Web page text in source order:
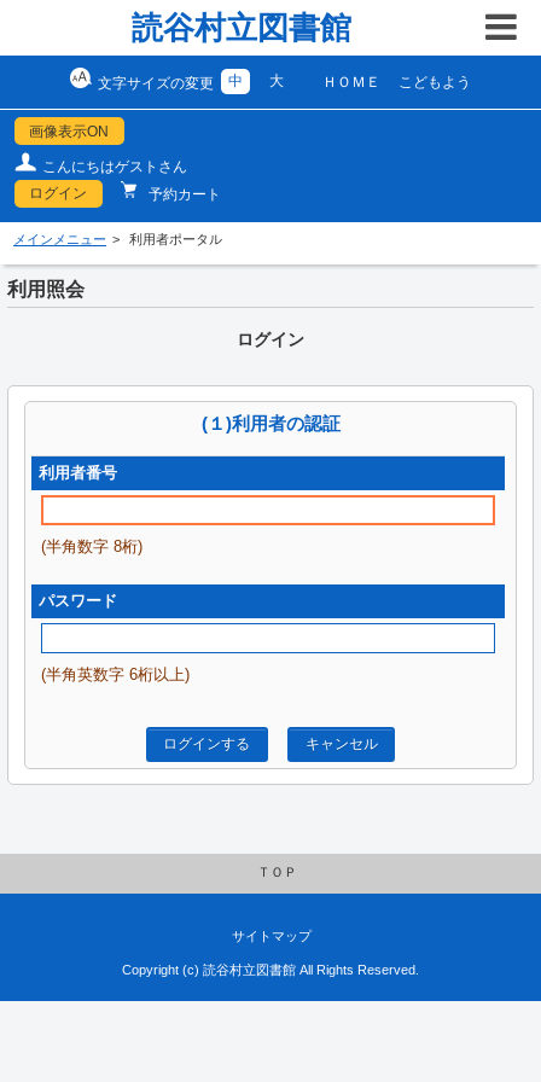
読谷村立図書館
文字サイズの変更 中 大 ＨＯＭＥ こどもよう
画像表示ON
こんにちはゲストさん
ログイン
予約カート
メインメニュー 利用者ポータル
利用照会
ログイン
(１)利用者の認証
利用者番号
(半角数字 8桁)
パスワード
(半角英数字 6桁以上)
ログインする キャンセル
ＴＯＰ
サイトマップ
Copyright (c) 読谷村立図書館 All Rights Reserved.